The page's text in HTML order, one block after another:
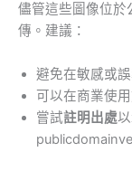
儘管這些圖像位於
傳。建議：
避免在敏感或
可以在商業使
嘗試註明出處